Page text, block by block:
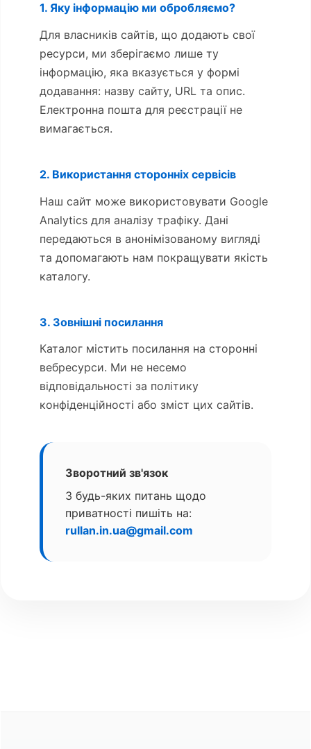
1. Яку інформацію ми обробляємо?
Для власників сайтів, що додають свої
ресурси, ми зберігаємо лише ту
інформацію, яка вказується у формі
додавання: назву сайту, URL та опис.
Електронна пошта для реєстрації не
вимагається.
2. Використання сторонніх сервісів
Наш сайт може використовувати Google
Analytics для аналізу трафіку. Дані
передаються в анонімізованому вигляді
та допомагають нам покращувати якість
каталогу.
3. Зовнішні посилання
Каталог містить посилання на сторонні
вебресурси. Ми не несемо
відповідальності за політику
конфіденційності або зміст цих сайтів.
Зворотний зв'язок
З будь-яких питань щодо
приватності пишіть на:
rullan.in.ua@gmail.com